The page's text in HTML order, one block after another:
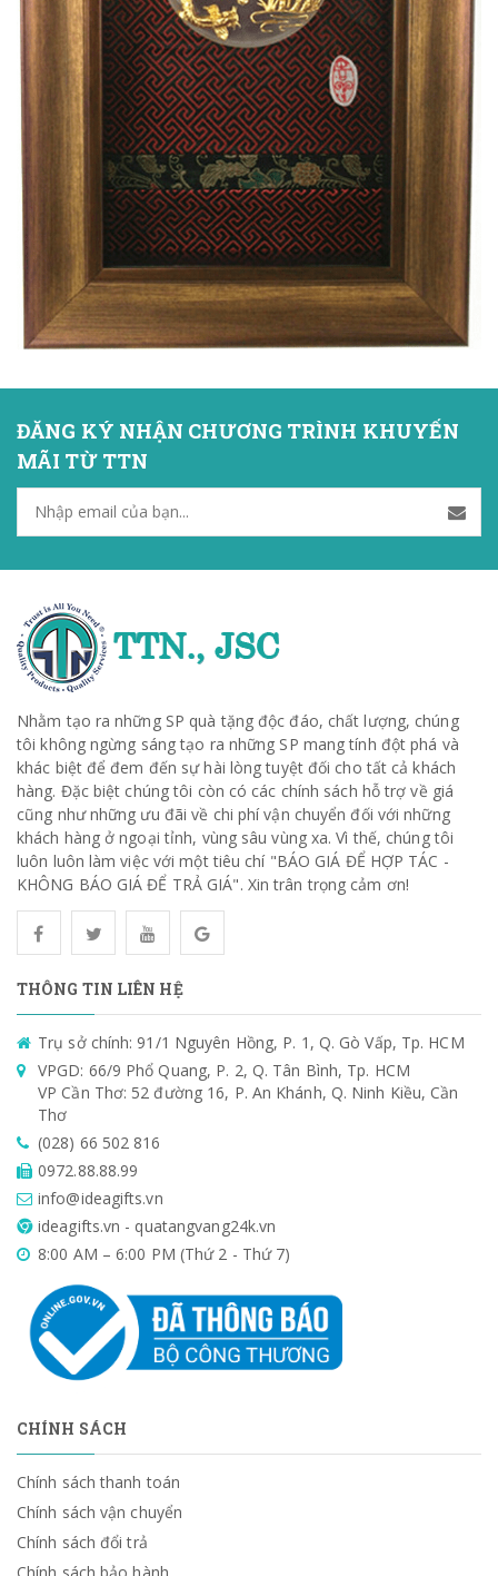
ĐĂNG KÝ NHẬN CHƯƠNG TRÌNH KHUYẾN
MÃI TỪ TTN
Nhằm tạo ra những SP quà tặng độc đáo, chất lượng, chúng
tôi không ngừng sáng tạo ra những SP mang tính đột phá và
khác biệt để đem đến sự hài lòng tuyệt đối cho tất cả khách
hàng. Đặc biệt chúng tôi còn có các chính sách hỗ trợ về giá
cũng như những ưu đãi về chi phí vận chuyển đối với những
khách hàng ở ngoại tỉnh, vùng sâu vùng xa. Vì thế, chúng tôi
luôn luôn làm việc với một tiêu chí "BÁO GIÁ ĐỂ HỢP TÁC -
KHÔNG BÁO GIÁ ĐỂ TRẢ GIÁ". Xin trân trọng cảm ơn!
THÔNG TIN LIÊN HỆ
Trụ sở chính: 91/1 Nguyên Hồng, P. 1, Q. Gò Vấp, Tp. HCM
VPGD: 66/9 Phổ Quang, P. 2, Q. Tân Bình, Tp. HCM
VP Cần Thơ: 52 đường 16, P. An Khánh, Q. Ninh Kiều, Cần
Thơ
(028) 66 502 816
0972.88.88.99
info@ideagifts.vn
ideagifts.vn - quatangvang24k.vn
8:00 AM – 6:00 PM (Thứ 2 - Thứ 7)
CHÍNH SÁCH
Chính sách thanh toán
Chính sách vận chuyển
Chính sách đổi trả